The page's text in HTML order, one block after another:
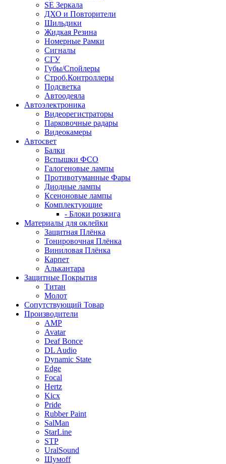
SE Зеркала
ДХО и Повторители
Шильдики
Жидкая Резина
Номерные Рамки
Сигналы
СГУ
Губы/Спойлеры
Строб.Контроллеры
Подсветка
Автоодеяла
Автоэлектроника
Видеорегистраторы
Парковочные радары
Видеокамеры
Автосвет
Балки
Вспышки ФСО
Галогеновые лампы
Противотуманные Фары
Диодные лампы
Ксеноновые лампы
Комплектующие
- Блоки розжига
Материалы для оклейки
Защитная Плёнка
Тонировочная Плёнка
Виниловая Плёнка
Карпет
Алькантара
Защитные Покрытия
Титан
Молот
Сопутствующий Товар
Производители
AMP
Avatar
Deaf Bonce
DL Audio
Dynamic State
Edge
Focal
Hertz
Kicx
Pride
Rubber Paint
SalMan
StarLine
STP
UralSound
Шумoff